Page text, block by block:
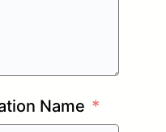
Name